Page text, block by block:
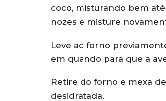
coco, misturando bem
nozes e misture
Leve ao forno
em quando para que a
Retire do forno e mexa
desidratada.